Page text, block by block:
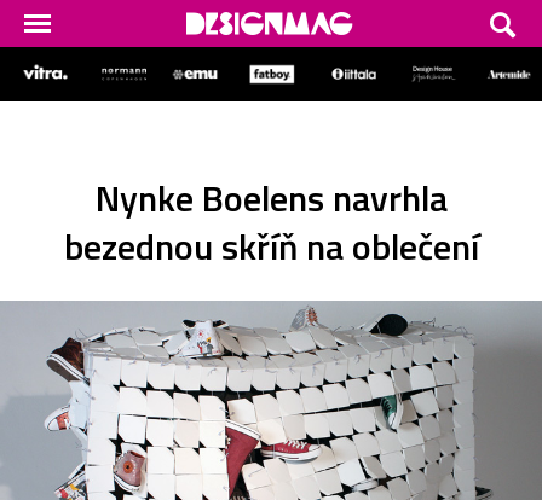
Nynke Boelens navrhla
bezednou skříň na oblečení